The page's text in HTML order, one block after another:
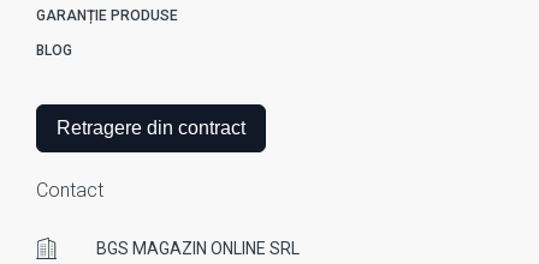
GARANȚIE PRODUSE
BLOG
Retragere din contract
Contact
BGS MAGAZIN ONLINE SRL